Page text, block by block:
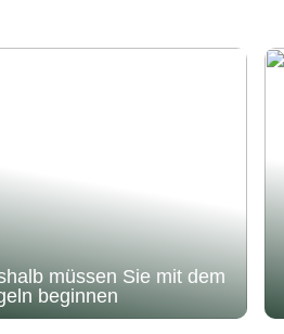
müssen Sie mit dem
beginnen